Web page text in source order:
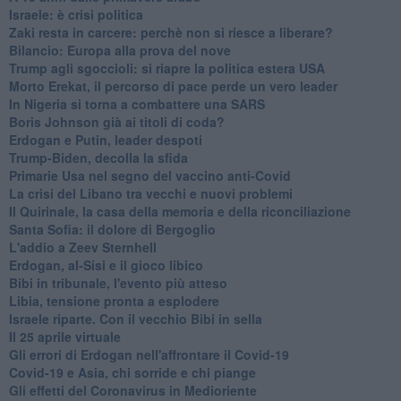
Israele: è crisi politica
Zaki resta in carcere: perchè non si riesce a liberare?
Bilancio: Europa alla prova del nove
Trump agli sgoccioli: si riapre la politica estera USA
Morto Erekat, il percorso di pace perde un vero leader
In Nigeria si torna a combattere una SARS
Boris Johnson già ai titoli di coda?
Erdogan e Putin, leader despoti
Trump-Biden, decolla la sfida
Primarie Usa nel segno del vaccino anti-Covid
La crisi del Libano tra vecchi e nuovi problemi
Il Quirinale, la casa della memoria e della riconciliazione
Santa Sofia: il dolore di Bergoglio
L'addio a ​Zeev Sternhell
Erdogan, al-Sisi e il gioco libico
Bibi in tribunale, l'evento più atteso
Libia, tensione pronta a esplodere
Israele riparte. Con il vecchio Bibi in sella
Il 25 aprile virtuale
Gli errori di Erdogan nell'affrontare il Covid-19
Covid-19 e Asia, chi sorride e chi piange
Gli effetti del Coronavirus in Medioriente